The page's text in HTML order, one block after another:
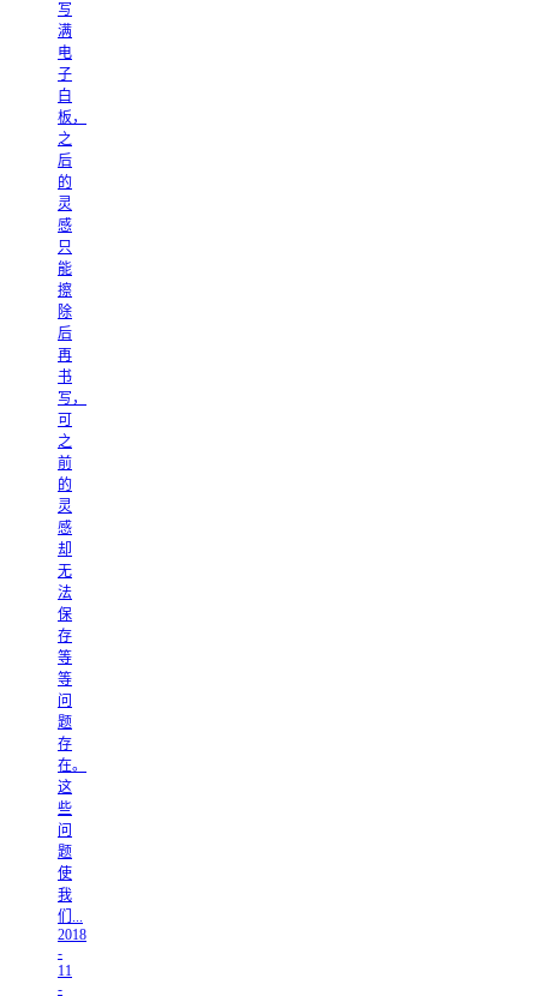
写
满
电
子
白
板，
之
后
的
灵
感
只
能
擦
除
后
再
书
写，
可
之
前
的
灵
感
却
无
法
保
存
等
等
问
题
存
在。
这
些
问
题
使
我
们...
2018
-
11
-